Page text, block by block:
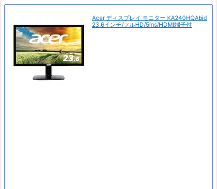
Acer ディスプレイ モニター KA240HQAbid
23.6インチ/フルHD/5ms/HDMI端子付